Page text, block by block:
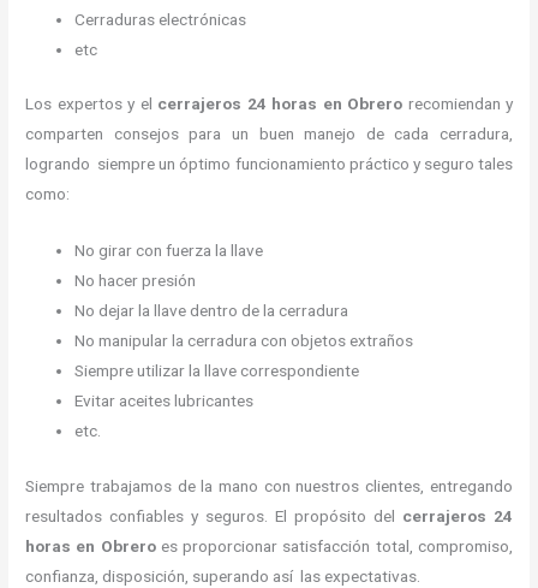
Cerraduras electrónicas
etc
Los expertos y el cerrajeros 24 horas en Obrero recomiendan y
comparten consejos para un buen manejo de cada cerradura,
logrando siempre un óptimo funcionamiento práctico y seguro tales
como:
No girar con fuerza la llave
No hacer presión
No dejar la llave dentro de la cerradura
No manipular la cerradura con objetos extraños
Siempre utilizar la llave correspondiente
Evitar aceites lubricantes
etc.
Siempre trabajamos de la mano con nuestros clientes, entregando
resultados confiables y seguros. El propósito del cerrajeros 24
horas en Obreroes proporcionar satisfacción total, compromiso,
confianza, disposición, superando así las expectativas.